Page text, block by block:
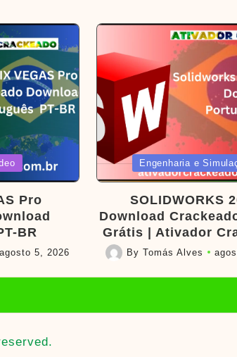
Pro
BR
agosto 5, 2026
Posted
in
Engenharia e
SOLIDWORKS
Download
Grátis | Ativador
Posted
by
By Tomás Alves